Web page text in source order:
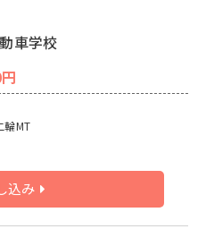
車学校
輪MT
込み